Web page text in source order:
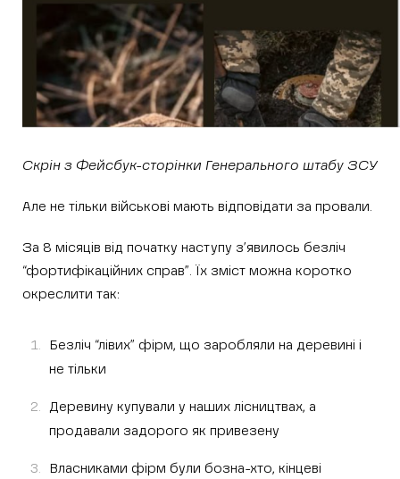
Скрін з Фейсбук-сторінки Генерального штабу ЗСУ
Але не тільки військові мають відповідати за провали.
За 8 місяців від початку наступу з’явилось безліч
“фортифікаційних справ”. Їх зміст можна коротко
окреслити так:
Безліч “лівих” фірм, що заробляли на деревині і
не тільки
Деревину купували у наших лісництвах, а
продавали задорого як привезену
Власниками фірм були бозна-хто, кінцеві